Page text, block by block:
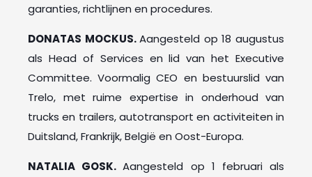
garanties, richtlijnen en procedures.
DONATAS MOCKUS.Aangesteld op 18 augustus
als Head of Services en lid van het Executive
Committee. Voormalig CEO en bestuurslid van
Trelo, met ruime expertise in onderhoud van
trucks en trailers, autotransport en activiteiten in
Duitsland, Frankrijk, België en Oost-Europa.
NATALIA GOSK.Aangesteld op 1 februari als